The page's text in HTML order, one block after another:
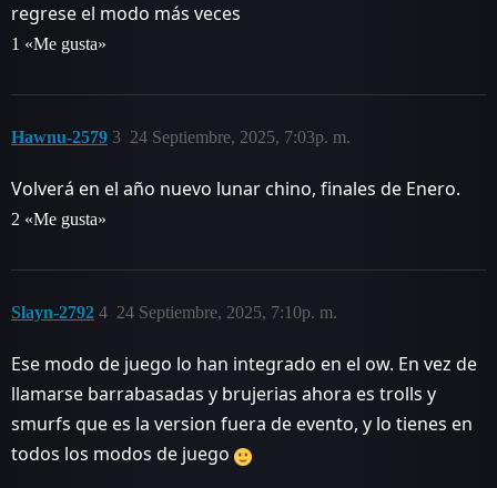
regrese el modo más veces
1 «Me gusta»
Hawnu-2579 24 Septiembre, 2025, 7:03p. m.
3
Volverá en el año nuevo lunar chino, finales de Enero.
2 «Me gusta»
Slayn-2792 24 Septiembre, 2025, 7:10p. m.
4
Ese modo de juego lo han integrado en el ow. En vez de
llamarse barrabasadas y brujerias ahora es trolls y
smurfs que es la version fuera de evento, y lo tienes en
todos los modos de juego